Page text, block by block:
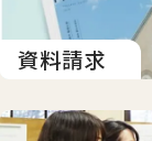
資料請求